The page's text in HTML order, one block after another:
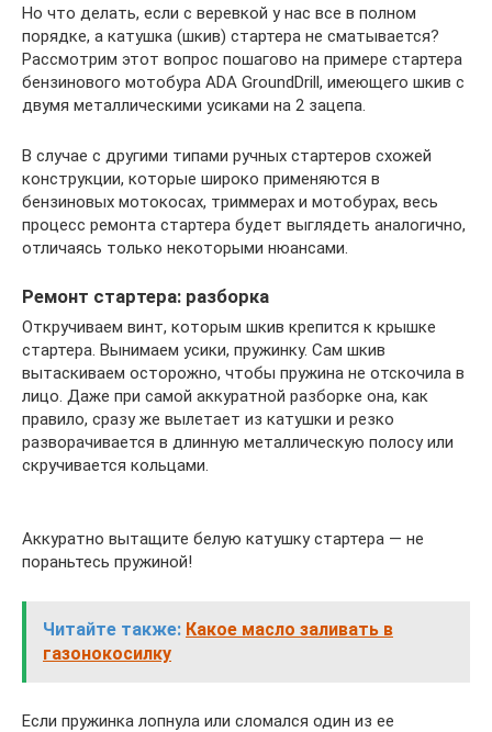
Но что делать, если с веревкой у нас все в полном
порядке, а катушка (шкив) стартера не сматывается?
Рассмотрим этот вопрос пошагово на примере стартера
бензинового мотобура ADA GroundDrill, имеющего шкив с
двумя металлическими усиками на 2 зацепа.
В случае с другими типами ручных стартеров схожей
конструкции, которые широко применяются в
бензиновых мотокосах, триммерах и мотобурах, весь
процесс ремонта стартера будет выглядеть аналогично,
отличаясь только некоторыми нюансами.
Ремонт стартера: разборка
Откручиваем винт, которым шкив крепится к крышке
стартера. Вынимаем усики, пружинку. Сам шкив
вытаскиваем осторожно, чтобы пружина не отскочила в
лицо. Даже при самой аккуратной разборке она, как
правило, сразу же вылетает из катушки и резко
разворачивается в длинную металлическую полосу или
скручивается кольцами.
Аккуратно вытащите белую катушку стартера — не
пораньтесь пружиной!
Читайте также: Какое масло заливать в
газонокосилку
Если пружинка лопнула или сломался один из ее